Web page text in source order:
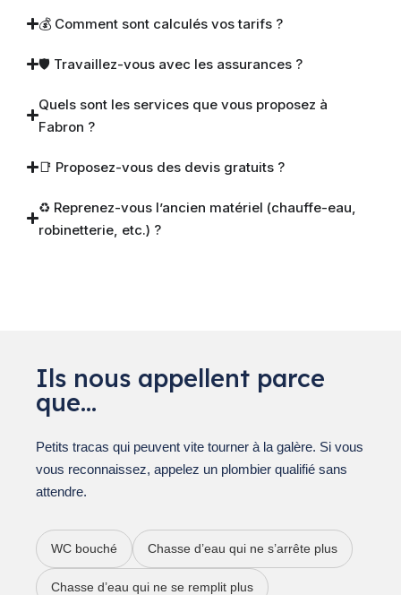
💰 Comment sont calculés vos tarifs ?
🛡 Travaillez-vous avec les assurances ?
Quels sont les services que vous proposez à
Fabron ?
📑 Proposez-vous des devis gratuits ?
♻️ Reprenez-vous l’ancien matériel (chauffe-eau,
robinetterie, etc.) ?
Ils nous appellent parce
que…
Petits tracas qui peuvent vite tourner à la galère. Si vous
vous reconnaissez, appelez un plombier qualifié sans
attendre.
WC bouché Chasse d’eau qui ne s’arrête plus
Chasse d’eau qui ne se remplit plus